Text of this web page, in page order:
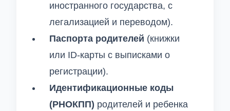
иностранного государства, с
легализацией и переводом).
Паспорта родителей (книжки
или ID-карты с выписками о
регистрации).
Идентификационные коды
(РНОКПП) родителей и ребенка